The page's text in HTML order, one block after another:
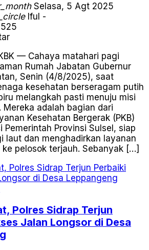
Selasa, 5 Agt 2025
Iful -
— Cahaya matahari pagi
Rumah Jabatan Gubernur
Senin (4/8/2025), saat
kesehatan berseragam putih
melangkah pasti menuju misi
Mereka adalah bagian dari
Kesehatan Bergerak (PKB)
Pemerintah Provinsi Sulsel, siap
laut dan menghadirkan layanan
pelosok terjauh. Sebanyak […]
Polres Sidrap Terjun
Jalan Longsor di Desa